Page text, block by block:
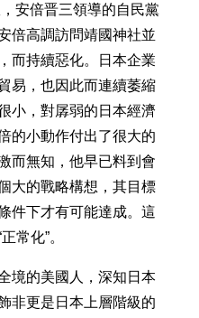
安倍晋三領導的自民黨
倍高調訪問靖國神社並
而持續惡化。日本企業
易，也因此而連續萎縮
小，對孱弱的日本經濟
的小動作付出了很大的
而無知，他早已料到會
大的戰略構想，其目標
件下才有可能達成。這
常化”。
境的美國人，深知日本
非更是日本上層階級的